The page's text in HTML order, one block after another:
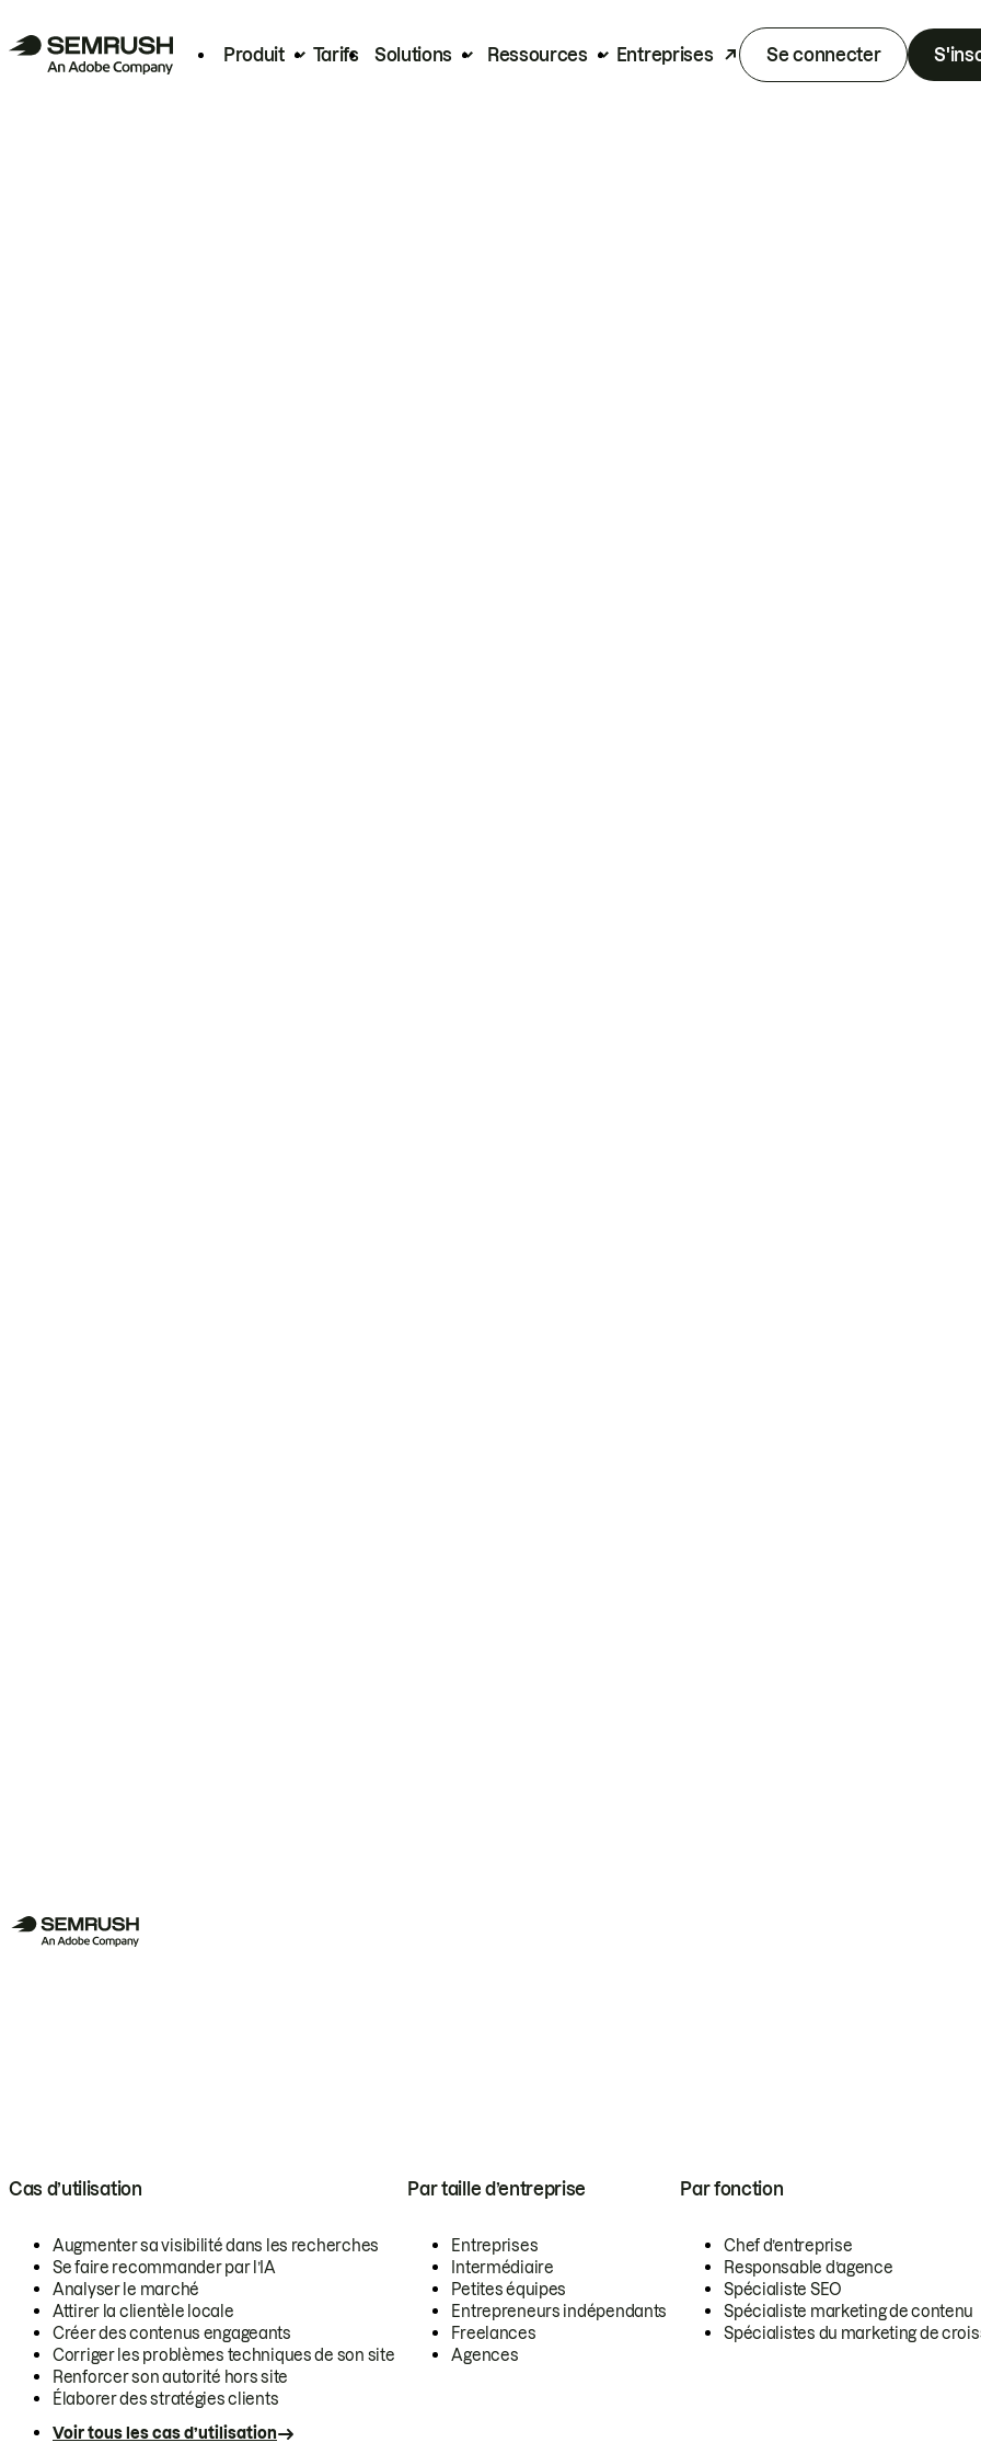
Produit Tarifs Solutions Ressources Entreprises Se connecter
Cas d’utilisation
Augmenter sa visibilité dans les recherches
Se faire recommander par l’IA
Analyser le marché
Attirer la clientèle locale
Créer des contenus engageants
Corriger les problèmes techniques de son site
Renforcer son autorité hors site
Élaborer des stratégies clients
Voir tous les cas d’utilisation
Par taille d’entreprise
Entreprises
Intermédiaire
Petites équipes
Entrepreneurs indépendants
Freelances
Agences
Par fonction
Chef d’entreprise
Responsable d’agence
Spécialiste SEO
Spécialiste marketing de contenu
Spécialistes du marketing de